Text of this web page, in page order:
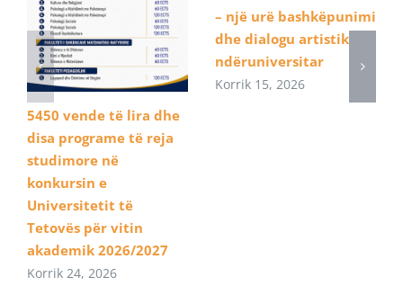
5450 vende të lira dhe
disa programe të reja
studimore në
konkursin e
Universitetit të
Tetovës për vitin
akademik 2026/2027
Korrik 24, 2026
– një urë bashkëpunimi
dhe dialogu artistik
ndëruniversitar
Korrik 15, 2026